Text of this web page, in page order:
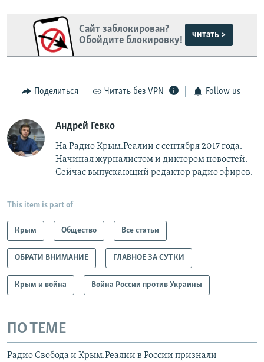
Сайт заблокирован?
Обойдите блокировку!
читать >
Поделиться Читать без VPN Follow us
Андрей Гевко
На Радио Крым.Реалии с сентября 2017 года.
Начинал журналистом и диктором новостей.
Сейчас выпускающий редактор радио эфиров.
This item is part of
Крым Общество Все статьи
ОБРАТИ ВНИМАНИЕ ГЛАВНОЕ ЗА СУТКИ
Крым и война Война России против Украины
ПО ТЕМЕ
Радио Свобода и Крым.Реалии в России признали